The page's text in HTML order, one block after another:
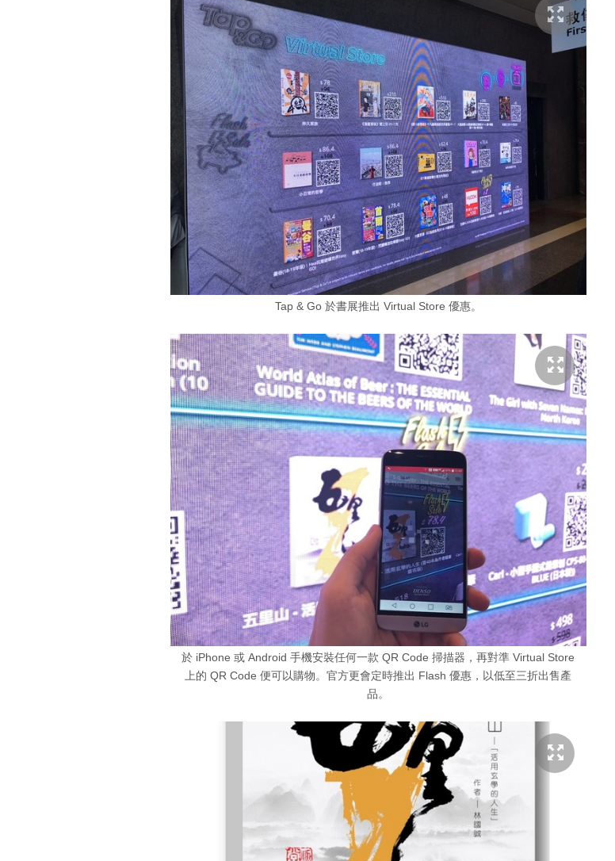
Tap & Go 於書展推出 Virtual Store 優惠。
於 iPhone 或 Android 手機安裝任何一款 QR Code 掃描器，再對準 Virtual Store
上的 QR Code 便可以購物。官方更會定時推出 Flash 優惠，以低至三折出售產
品。